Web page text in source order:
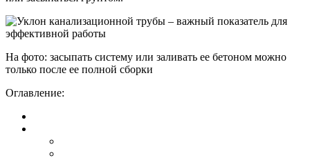
На фото: засыпать систему или заливать ее бетоном можно
только после ее полной сборки
Оглавление: